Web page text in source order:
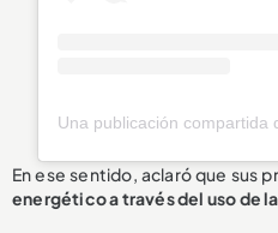
En ese sentido, aclaró que sus
energético a través del uso de